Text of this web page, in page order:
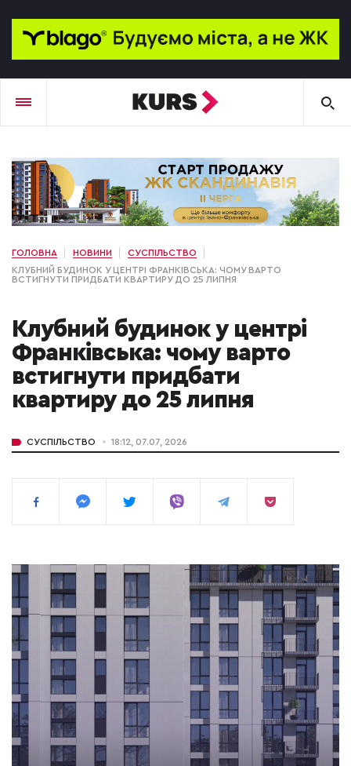
ГОЛОВНА НОВИНИ
СУСПІЛЬСТВО
КЛУБНИЙ БУДИНОК У ЦЕНТРІ ФРАНКІВСЬКА: ЧОМУ ВАРТО
ВСТИГНУТИ ПРИДБАТИ КВАРТИРУ ДО 25 ЛИПНЯ
Клубний будинок у центрі
Франківська: чому варто
встигнути придбати
квартиру до 25 липня
СУСПІЛЬСТВО 18:12, 07.07, 2026